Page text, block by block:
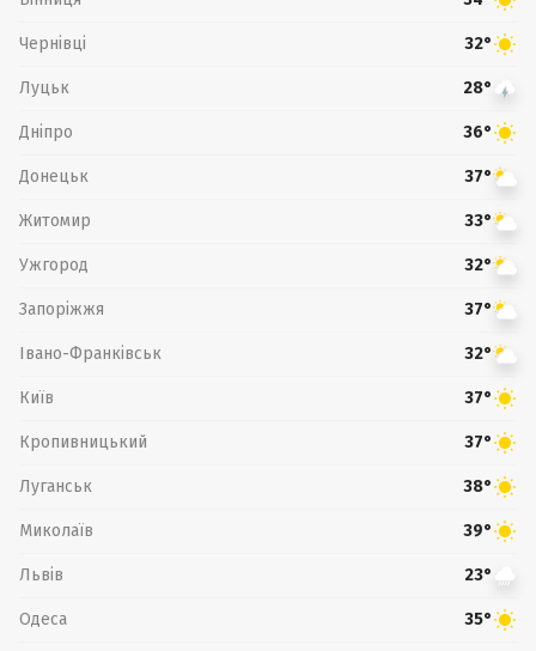
Чернівці 32°
Луцьк 28°
Дніпро 36°
Донецьк 37°
Житомир 33°
Ужгород 32°
Запоріжжя 37°
Івано-Франківськ 32°
Київ 37°
Кропивницький 37°
Луганськ 38°
Миколаїв 39°
Львів 23°
Одеса 35°